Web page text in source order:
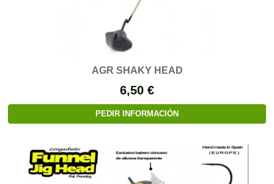
AGR SHAKY HEAD
6,50 €
PEDIR INFORMACIÓN